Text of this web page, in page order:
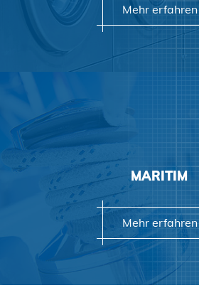
Mehr erfahren
MARITIM
Mehr erfahren
Mehr erfahren